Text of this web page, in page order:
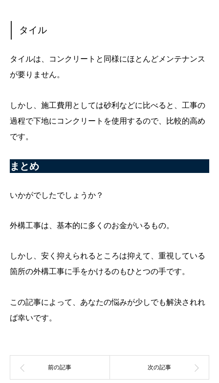
タイル
タイルは、コンクリートと同様にほとんどメンテナンス
が要りません。
しかし、施工費用としては砂利などに比べると、工事の
過程で下地にコンクリートを使用するので、比較的高め
です。
まとめ
いかがでしたでしょうか？
外構工事は、基本的に多くのお金がいるもの。
しかし、安く抑えられるところは抑えて、重視している
箇所の外構工事に手をかけるのもひとつの手です。
この記事によって、あなたの悩みが少しでも解決されれ
ば幸いです。